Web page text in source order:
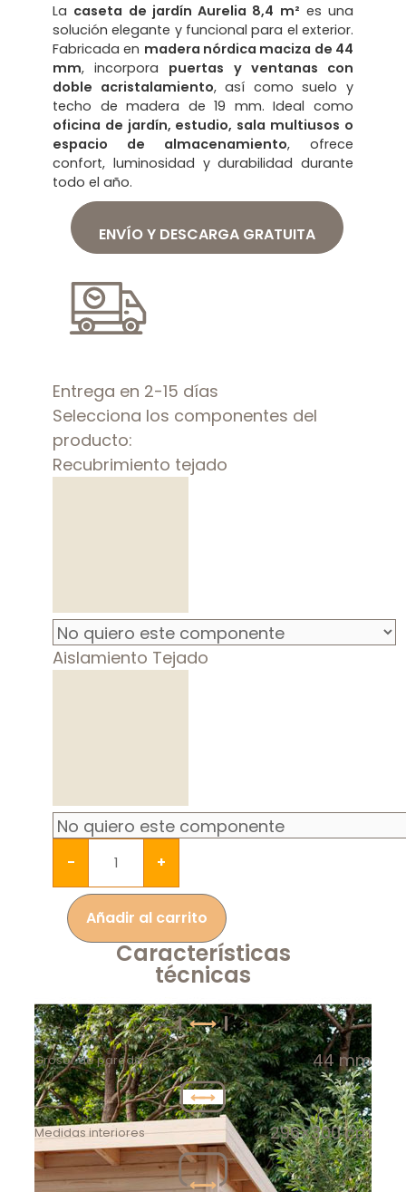
La caseta de jardín Aurelia 8,4 m² es una
solución elegante y funcional para el exterior.
Fabricada en madera nórdica maciza de 44
mm, incorpora puertas y ventanas con
doble acristalamiento, así como suelo y
techo de madera de 19 mm. Ideal como
oficina de jardín, estudio, sala multiusos o
espacio de almacenamiento, ofrece
confort, luminosidad y durabilidad durante
todo el año.
ENVÍO Y DESCARGA GRATUITA
Entrega en 2-15 días
Selecciona los componentes del
producto:
Recubrimiento tejado
Aislamiento Tejado
- +
Añadir al carrito
Características
técnicas
Grosor de paredes 44 mm
Medidas interiores 296×300 cm